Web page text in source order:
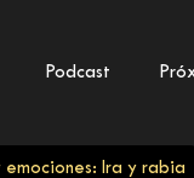
Podcast
emociones: Ira y rabia